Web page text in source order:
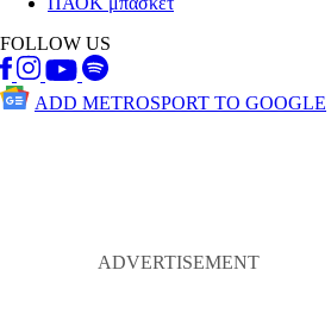
FOLLOW US
ADD METROSPORT TO GOOGLE